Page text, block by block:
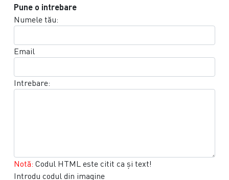
Pune o intrebare
Numele tău:
Email
Intrebare:
Notă: Codul HTML este citit ca şi text!
Introdu codul din imagine